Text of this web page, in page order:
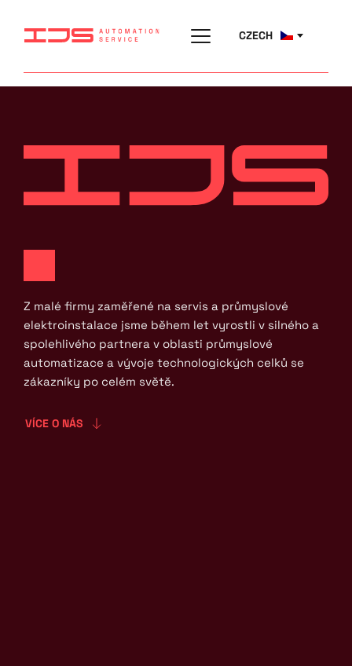
CZECH
VÍCE O NÁS
Z malé firmy zaměřené na servis a průmyslové
elektroinstalace jsme během let vyrostli v silného a
spolehlivého partnera v oblasti průmyslové
automatizace a vývoje technologických celků se
zákazníky po celém světě.